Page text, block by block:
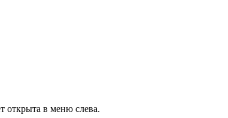
открыта в меню слева.